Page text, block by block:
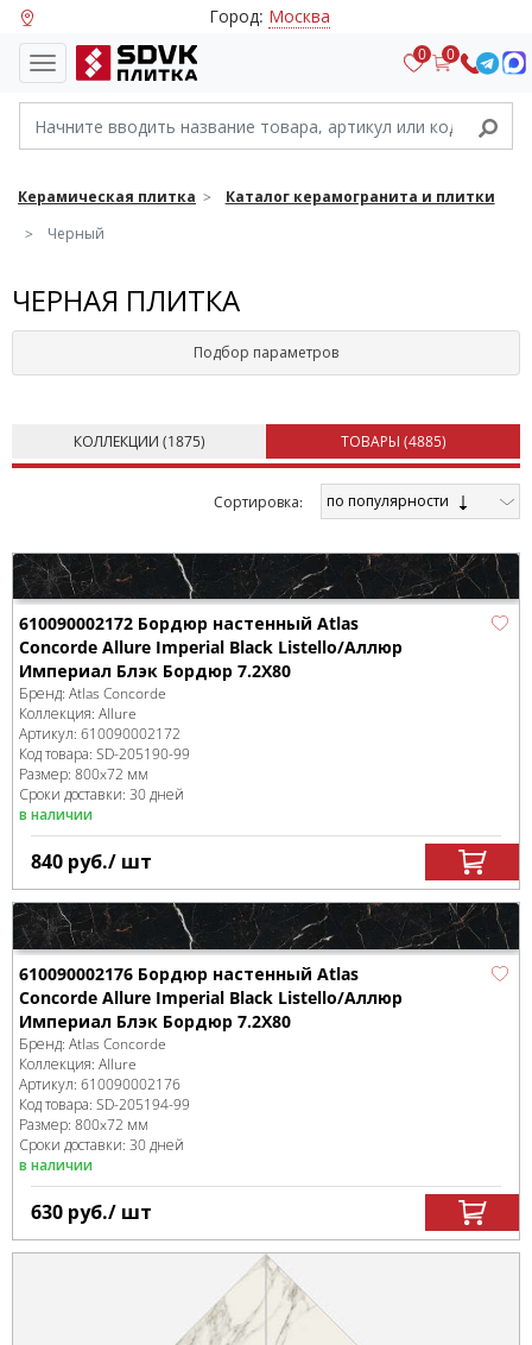
Город: Москва
0 0
Керамическая плитка
Каталог керамогранита и плитки
Черный
ЧЕРНАЯ ПЛИТКА
Подбор параметров
КОЛЛЕКЦИИ (1875) ТОВАРЫ (4885)
Cортировка: по популярности
610090002172 Бордюр настенный Atlas
Concorde Allure Imperial Black Listello/Аллюр
Империал Блэк Бордюр 7.2X80
Бренд: Atlas Concorde
Коллекция: Allure
Артикул: 610090002172
Код товара: SD-205190-99
Размер: 800x72 мм
Сроки доставки: 30 дней
в наличии
840 руб./ шт
610090002176 Бордюр настенный Atlas
Concorde Allure Imperial Black Listello/Аллюр
Империал Блэк Бордюр 7.2X80
Бренд: Atlas Concorde
Коллекция: Allure
Артикул: 610090002176
Код товара: SD-205194-99
Размер: 800x72 мм
Сроки доставки: 30 дней
в наличии
630 руб./ шт